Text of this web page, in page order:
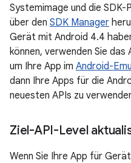
Systemimage und die
über den SDK Manager
Gerät mit Android 4.4
können, verwenden Sie
um Ihre App im Android-
dann Ihre Apps für die
neuesten APIs zu
Ziel-API-Level
Wenn Sie Ihre App für